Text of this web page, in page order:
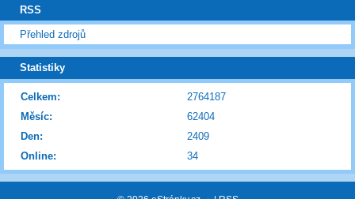
RSS
Přehled zdrojů
Statistiky
Online: 34
Celkem:
2764187
Měsíc:
62404
Den:
2409